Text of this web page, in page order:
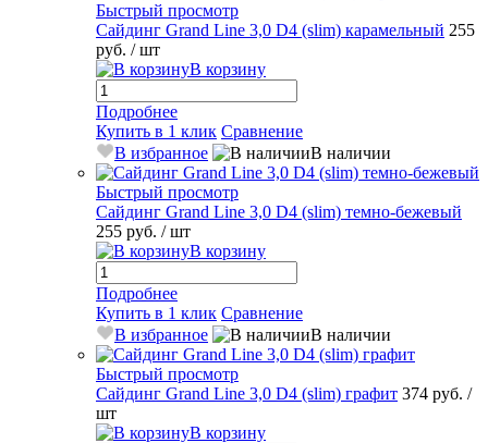
Быстрый просмотр
Сайдинг Grand Line 3,0 D4 (slim) карамельный 255
руб. / шт
В корзину
Подробнее
Купить в 1 клик Сравнение
В избранное
В наличии
Быстрый просмотр
Сайдинг Grand Line 3,0 D4 (slim) темно-бежевый
255 руб. / шт
В корзину
Подробнее
Купить в 1 клик Сравнение
В избранное
В наличии
Быстрый просмотр
Сайдинг Grand Line 3,0 D4 (slim) графит 374 руб. /
шт
В корзину